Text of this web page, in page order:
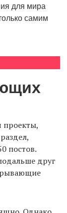
для мира
самим
проекты,
постов.
друг